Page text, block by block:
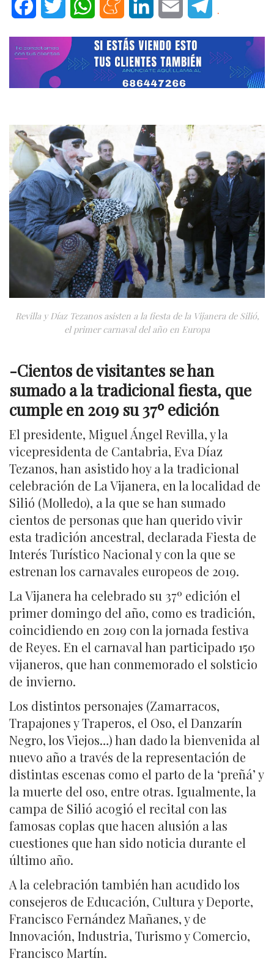
FacebookTwitter WhatsAppMeneameLinkedInEmail .
Revilla y Díaz Tezanos asisten a la fiesta de la Vijanera de Silió,
el primer carnaval del año en Europa
-Cientos de visitantes se han
sumado a la tradicional fiesta, que
cumple en 2019 su 37º edición
El presidente, Miguel Ángel Revilla, y la
vicepresidenta de Cantabria, Eva Díaz
Tezanos, han asistido hoy a la tradicional
celebración de La Vijanera, en la localidad de
Silió (Molledo), a la que se han sumado
cientos de personas que han querido vivir
esta tradición ancestral, declarada Fiesta de
Interés Turístico Nacional y con la que se
estrenan los carnavales europeos de 2019.
La Vijanera ha celebrado su 37º edición el
primer domingo del año, como es tradición,
coincidiendo en 2019 con la jornada festiva
de Reyes. En el carnaval han participado 150
vijaneros, que han conmemorado el solsticio
de invierno.
Los distintos personajes (Zamarracos,
Trapajones y Traperos, el Oso, el Danzarín
Negro, los Viejos…) han dado la bienvenida al
nuevo año a través de la representación de
distintas escenas como el parto de la ‘preñá’ y
la muerte del oso, entre otras. Igualmente, la
campa de Silió acogió el recital con las
famosas coplas que hacen alusión a las
cuestiones que han sido noticia durante el
último año.
A la celebración también han acudido los
consejeros de Educación, Cultura y Deporte,
Francisco Fernández Mañanes, y de
Innovación, Industria, Turismo y Comercio,
Francisco Martín.